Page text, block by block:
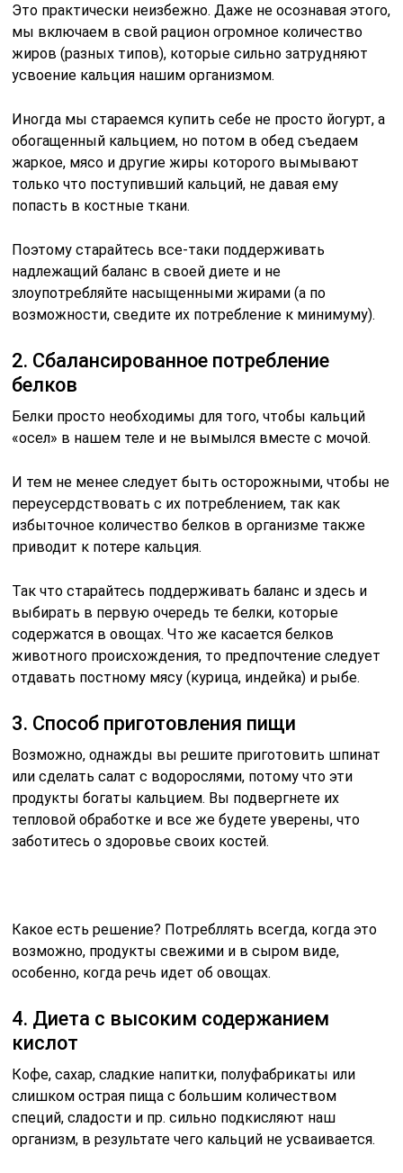
Это пpaктически неизбежно. Даже не осознавая этого,
мы включаем в свой рацион огромное количество
жиров (разных типов), которые сильно затрудняют
усвоение кальция нашим организмом.
Иногда мы стараемся купить себе не просто йогурт, а
обогащенный кальцием, но потом в обед съедаем
жаркое, мясо и другие жиры которого вымывают
только что поступивший кальций, не давая ему
попасть в костные ткани.
Поэтому старайтесь все-таки поддерживать
надлежащий баланс в своей диете и не
злоупотрeбляйте насыщенными жирами (а по
возможности, сведите их потрeбление к минимуму).
2. Сбалансированное потрeбление
белков
Белки просто необходимы для того, чтобы кальций
«осел» в нашем теле и не вымылся вместе с мочой.
И тем не менее следует быть осторожными, чтобы не
переусердствовать с их потрeблением, так как
избыточное количество белков в организме также
приводит к потере кальция.
Так что старайтесь поддерживать баланс и здесь и
выбирать в первую очередь те белки, которые
содержатся в овощах. Что же касается белков
животного происхождения, то предпочтение следует
отдавать постному мясу (курица, индейка) и рыбе.
3. Способ приготовления пищи
Возможно, однажды вы решите приготовить шпинат
или сделать салат с водорослями, потому что эти
продукты богаты кальцием. Вы подвергнете их
тепловой обработке и все же будете уверены, что
заботитесь о здоровье своих костей.
Какое есть решение? Потрeбллять всегда, когда это
возможно, продукты свежими и в сыром виде,
особенно, когда речь идет об овощах.
4. Диета с высоким содержанием
кислот
Кофе, сахар, сладкие напитки, полуфабрикаты или
слишком острая пища с большим количеством
специй, сладости и пр. сильно подкисляют наш
организм, в результате чего кальций не усваивается.